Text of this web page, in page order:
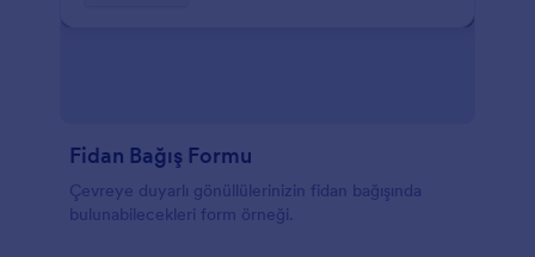
Fidan Bağış Formu
Çevreye duyarlı gönüllülerinizin fidan bağışında
bulunabilecekleri form örneği.